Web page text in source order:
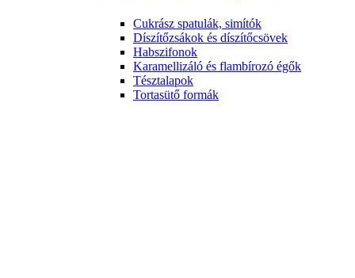
Cukrász spatulák, simítók
Díszítőzsákok és díszítőcsövek
Habszifonok
Karamellizáló és flambírozó égők
Tésztalapok
Tortasütő formák